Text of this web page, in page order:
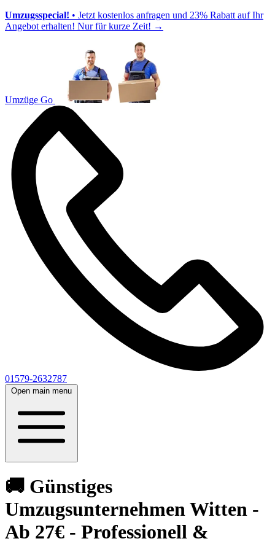
Umzugsspecial! • Jetzt kostenlos anfragen und 23% Rabatt auf Ihr
Angebot erhalten! Nur für kurze Zeit! →
Umzüge Go
01579-2632787
Open main menu
🚚 Günstiges
Umzugsunternehmen Witten -
Ab 27€ - Professionell &